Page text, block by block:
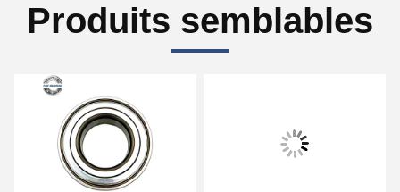
Produits semblables